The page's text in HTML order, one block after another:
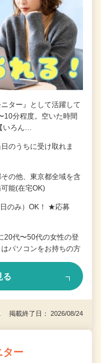
ター』として活躍して
10分程度。空いた時間
いろん…
のうちに受け取れま
の他、東京都全域を含
能(在宅OK)
のみ）OK！ ★応募
代〜50代の女性の登
パソコンをお持ちの方
る
掲載終了日： 2026/08/24
ター